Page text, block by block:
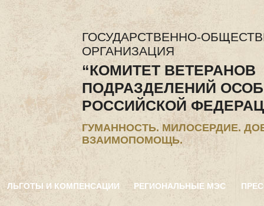
ГОСУДАРСТВЕННО-
ОРГАНИЗАЦИЯ
“КОМИТЕТ ВЕТЕРАНОВ
ПОДРАЗДЕЛЕНИЙ
РОССИЙСКОЙ
ГУМАННОСТЬ. МИЛОСЕРДИЕ.
ВЗАИМОПОМОЩЬ.
ЛЬГОТЫ И КОМПЕНСАЦИИ РЕГИОНАЛЬНЫЕ МЭС